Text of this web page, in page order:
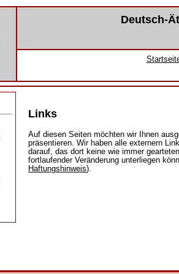
Deutsch-
Links
Auf diesen Seiten möchten wir Ihnen
präsentieren. Wir haben alle externern
darauf, das dort keine wie immer
fortlaufender Veränderung unterliegen
Haftungshinweis).